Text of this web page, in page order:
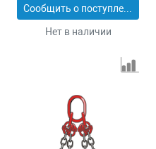
Сообщить о поступлении
Нет в наличии